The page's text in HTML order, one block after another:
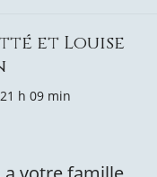
et Louise
h 09 min